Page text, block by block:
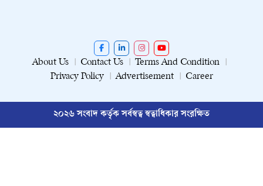
About Us Contact Us
Terms And Condition
Privacy Policy
Advertisement Career
২০২৬ সংবাদ কর্তৃক সর্বস্বত্ব স্বত্বাধিকার সংরক্ষিত